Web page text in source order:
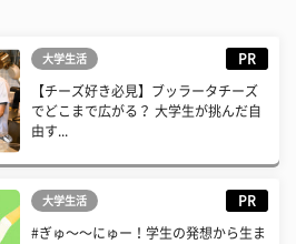
大学生活 PR
【チーズ好き必見】ブッラータチーズ
でどこまで広がる？ 大学生が挑んだ自
由す...
大学生活 PR
#ぎゅ〜〜にゅー！学生の発想から生ま